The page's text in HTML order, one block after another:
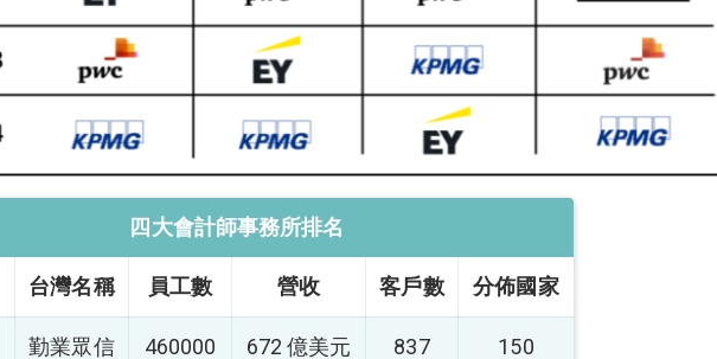
四大會計師事務所排名
台灣名稱 員工數 營收 客戶數 分佈國家
勤業眾信 460000 672 億美元 837 150